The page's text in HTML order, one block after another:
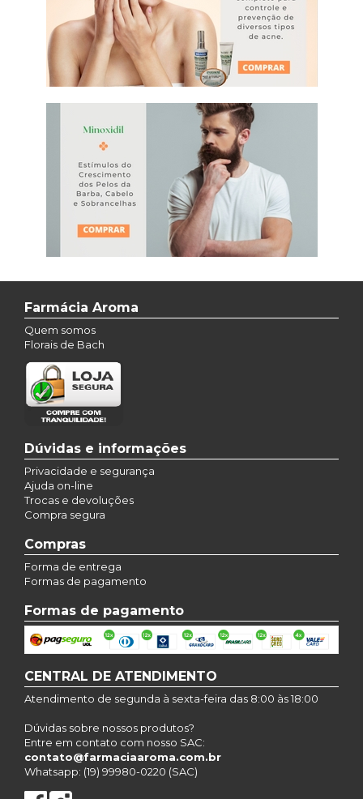
Farmácia Aroma
Quem somos
Florais de Bach
Dúvidas e informações
Privacidade e segurança
Ajuda on-line
Trocas e devoluções
Compra segura
Compras
Forma de entrega
Formas de pagamento
Formas de pagamento
CENTRAL DE ATENDIMENTO
Atendimento de segunda à sexta-feira das 8:00 às 18:00
Dúvidas sobre nossos produtos?
Entre em contato com nosso SAC:
contato@farmaciaaroma.com.br
Whatsapp: (19) 99980-0220 (SAC)